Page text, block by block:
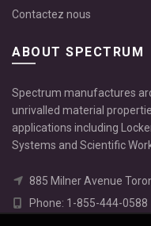
Contactez nous
ABOUT SPECTRUM
Spectrum manufactures
unrivalled material
applications including
Systems and Scientific
885 Milner Avenue
Phone: 1-855-444-0588